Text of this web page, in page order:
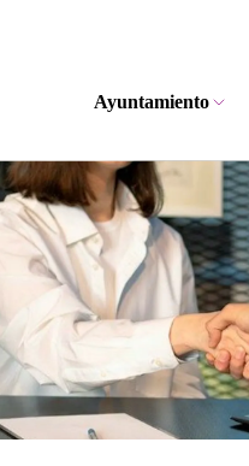
Ayuntamiento